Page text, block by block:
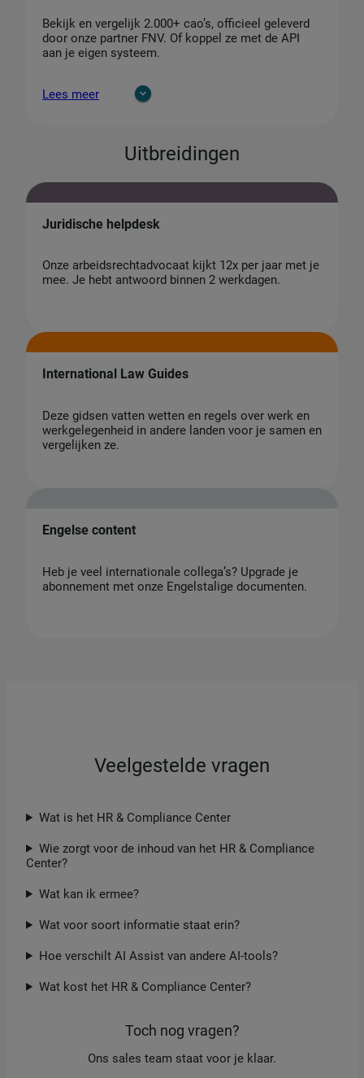
Bekijk en vergelijk 2.000+ cao’s, officieel geleverd
door onze partner FNV. Of koppel ze met de API
aan je eigen systeem.
Lees meer
Uitbreidingen
Juridische helpdesk
Onze arbeidsrechtadvocaat kijkt 12x per jaar met je
mee. Je hebt antwoord binnen 2 werkdagen.
International Law Guides
Deze gidsen vatten wetten en regels over werk en
werkgelegenheid in andere landen voor je samen en
vergelijken ze.
Engelse content
Heb je veel internationale collega’s? Upgrade je
abonnement met onze Engelstalige documenten.
Veelgestelde vragen
Wat is het HR & Compliance Center
Wie zorgt voor de inhoud van het HR & Compliance
Center?
Wat kan ik ermee?
Wat voor soort informatie staat erin?
Hoe verschilt AI Assist van andere AI-tools?
Wat kost het HR & Compliance Center?
Toch nog vragen?
Ons sales team staat voor je klaar.